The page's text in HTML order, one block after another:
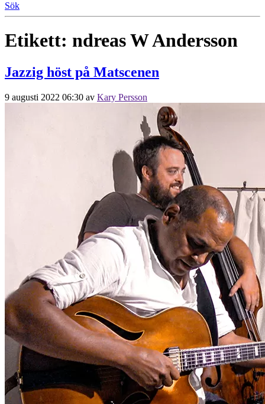
Sök
Etikett: ndreas W Andersson
Jazzig höst på Matscenen
9 augusti 2022 06:30 av Kary Persson